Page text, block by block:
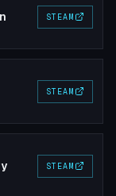
STEAM
STEAM
STEAM